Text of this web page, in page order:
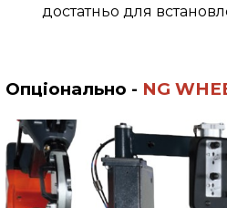
достатньо для
Опціонально - NG